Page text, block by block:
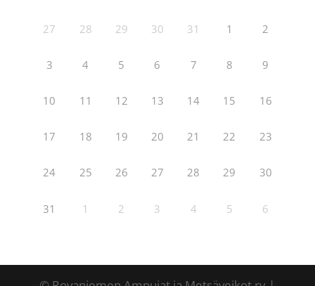
27 28 29 30 31 1 2
3 4 5 6 7 8 9
10 11 12 13 14 15 16
17 18 19 20 21 22 23
24 25 26 27 28 29 30
31 1 2 3 4 5 6